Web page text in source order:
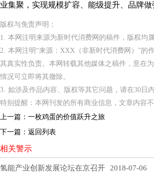
业集聚，实现规模扩容、能级提升、品牌做
版权与免责声明：
1. 本网注明来源为新时代消费网的稿件，版权均
2. 本网注明“来源：XXX（非新时代消费网）”的
其真实性负责。本网转载其他媒体之稿件，意在
情况可立即将其撤除。
3. 如涉及作品内容、版权等其它问题，请在30日
特别提醒：本网刊发的所有商业信息，文章内容
上一篇： 一枚鸡蛋的价值跃升之旅
下一篇： 返回列表
相关警示
氢能产业创新发展论坛在京召开 2018-07-06